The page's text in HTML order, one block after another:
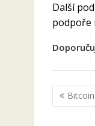
Další
podpoře
pro